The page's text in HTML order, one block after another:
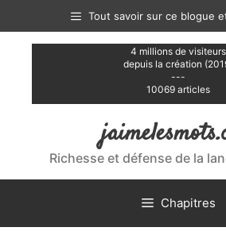
contenu
Tout savoir sur ce blogue
4 millions de visiteurs
depuis la création
---
10069 articles
Richesse et défense de la
Chapitres